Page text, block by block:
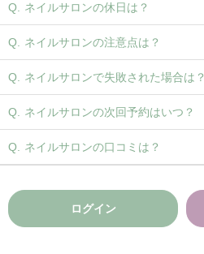
ネイルサロンの休日は？
ネイルサロンの注意点は？
ネイルサロンで失敗された場合は？
ネイルサロンの次回予約はいつ？
ネイルサロンの口コミは？
ログイン